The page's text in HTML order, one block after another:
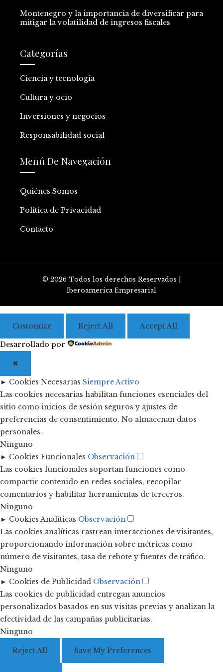
Montenegro y la importancia de diversificar para
mitigar la volatilidad de ingresos fiscales
Categorías
Ciencia y tecnología
Cultura y ocio
Inversiones y negocios
Responsabilidad social
Menú De Navegación
Quiénes Somos
Política de Privacidad
Contacto
© 2026 Todos los derechos Reservados |
Iberoamerica Empresarial
Customize Reject All Accept All
Desarrollado por
✖
► Cookies Necesarias Siempre Activo
Las cookies necesarias habilitan funciones esenciales del
sitio como inicios de sesión seguros y ajustes de
preferencias de consentimiento. No almacenan datos
personales.
Ninguno
► Cookies Funcionales Observación
Las cookies funcionales soportan funciones como
compartir contenido en redes sociales, recopilar
comentarios y habilitar herramientas de terceros.
Ninguno
► Cookies Analíticas Observación
Las cookies analíticas rastrean interacciones de visitantes,
proporcionando información sobre métricas como
número de visitantes, tasa de rebote y fuentes de tráfico.
Ninguno
► Cookies de Publicidad Observación
Las cookies de publicidad entregan anuncios
personalizados basados en sus visitas previas y analizan la
efectividad de las campañas publicitarias.
Ninguno
Reject All Save My Preferences